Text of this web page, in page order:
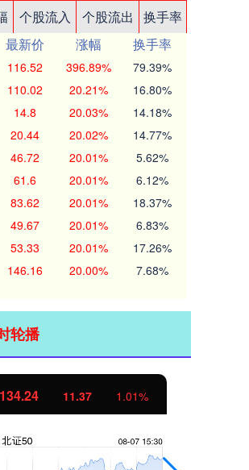
个股流入 个股流出
换手率
最新价 涨幅
换手率
116.52 396.89% 79.39%
110.02 20.21% 16.80%
14.8 20.03% 14.18%
20.44 20.02% 14.77%
46.72 20.01% 5.62%
61.6 20.01% 6.12%
83.62 20.01% 18.37%
49.67 20.01% 6.83%
53.33 20.01% 17.26%
146.16 20.00% 7.68%
轮播
11.37 1.01%